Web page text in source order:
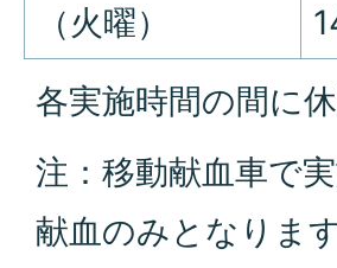
（火曜）
各実施時間の間に
注：移動献血車で
献血のみとなります